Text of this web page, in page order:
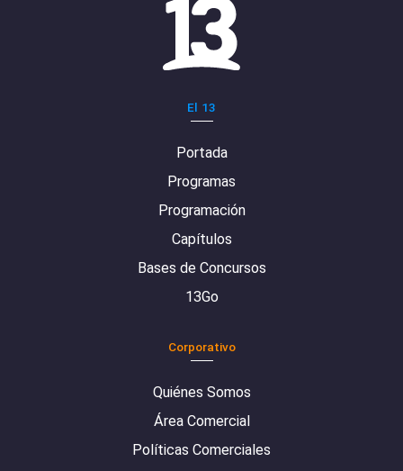
El 13
Portada
Programas
Programación
Capítulos
Bases de Concursos
13Go
Corporativo
Quiénes Somos
Área Comercial
Políticas Comerciales